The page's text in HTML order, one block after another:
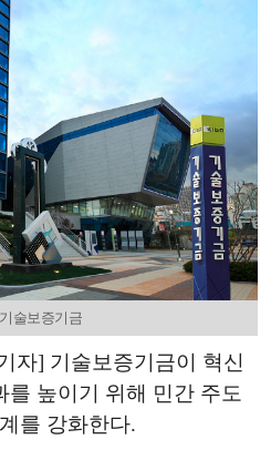
술보증기금
자] 기술보증기금이 혁신
높이기 위해 민간 주도
를 강화한다.